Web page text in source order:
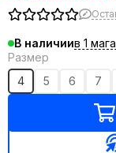
В наличиив 1
Размер
4
5 6 7